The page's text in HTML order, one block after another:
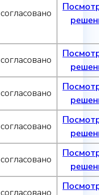
согласовано
согласовано
согласовано
согласовано
согласовано
согласовано